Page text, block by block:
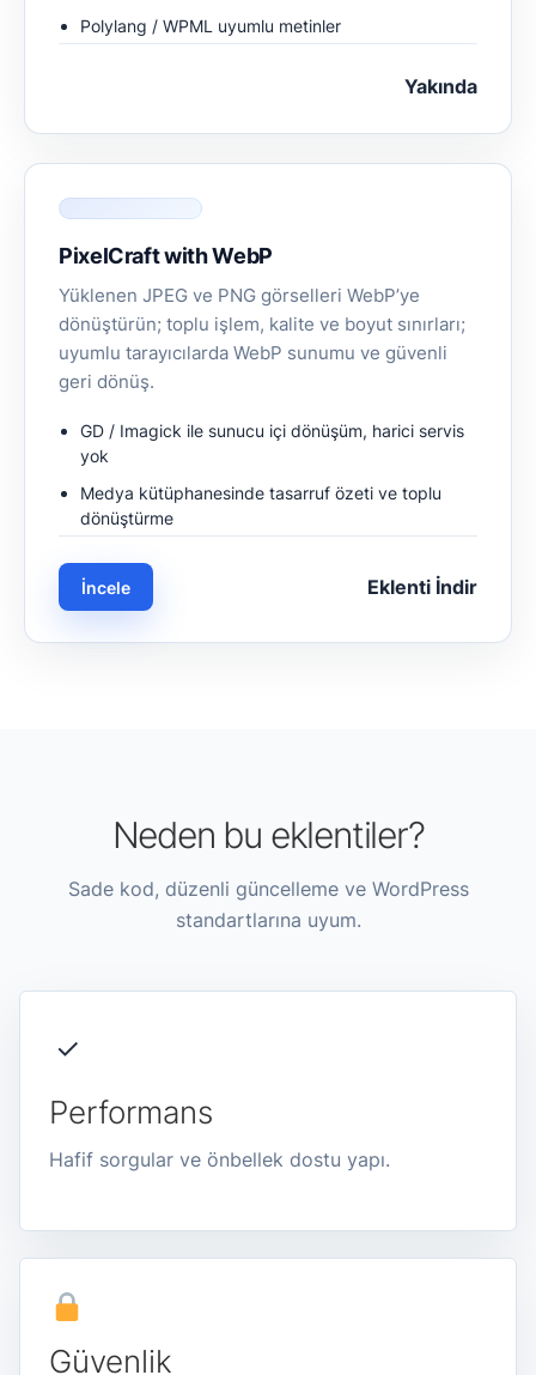
Polylang / WPML uyumlu metinler
Yakında
PixelCraft with WebP
Yüklenen JPEG ve PNG görselleri WebP’ye
dönüştürün; toplu işlem, kalite ve boyut sınırları;
uyumlu tarayıcılarda WebP sunumu ve güvenli
geri dönüş.
GD / Imagick ile sunucu içi dönüşüm, harici servis
yok
Medya kütüphanesinde tasarruf özeti ve toplu
dönüştürme
İncele Eklenti İndir
Neden bu eklentiler?
Sade kod, düzenli güncelleme ve WordPress
standartlarına uyum.
✓
Performans
Hafif sorgular ve önbellek dostu yapı.
Güvenlik